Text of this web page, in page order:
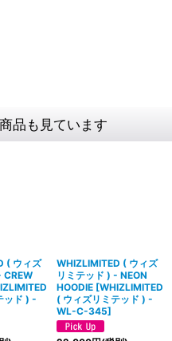
品も見ています
( ウィズ
CREW
ッド ) -
WHIZLIMITED ( ウィズ
リミテッド ) - NEON
HOODIE [WHIZLIMITED
( ウィズリミテッド ) -
WL-C-345]